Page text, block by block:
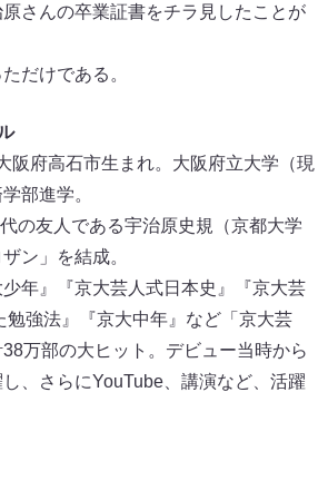
さんの卒業証書をチラ見したことが
だけである。
阪府高石市生まれ。大阪府立大学（現
部進学。
の友人である宇治原史規（京都大学
ン」を結成。
少年』『京大芸人式日本史』『京大芸
勉強法』『京大中年』など「京大芸
万部の大ヒット。デビュー当時から
、さらにYouTube、講演など、活躍